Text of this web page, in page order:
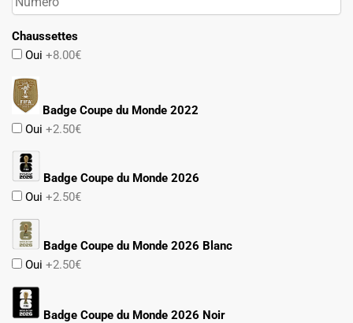
Chaussettes
Oui +8.00€
Badge Coupe du Monde 2022
Oui +2.50€
Badge Coupe du Monde 2026
Oui +2.50€
Badge Coupe du Monde 2026 Blanc
Oui +2.50€
Badge Coupe du Monde 2026 Noir